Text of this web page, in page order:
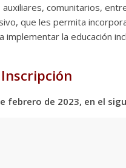
comunitarios,
que les permita
la educación
Inscripción
febrero de 2023, en el